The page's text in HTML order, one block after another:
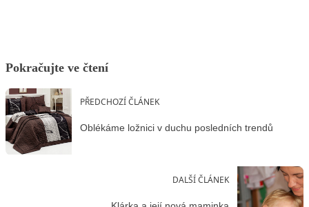
Pokračujte ve čtení
PŘEDCHOZÍ ČLÁNEK
Oblékáme ložnici v duchu posledních trendů
DALŠÍ ČLÁNEK